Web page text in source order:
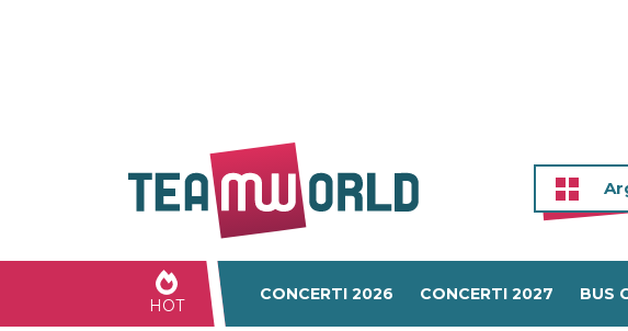
HOT
CONCERTI 2026 CONCERTI 2027 BUS